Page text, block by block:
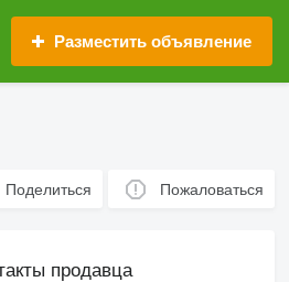
Разместить объявление
Поделиться Пожаловаться
продавца